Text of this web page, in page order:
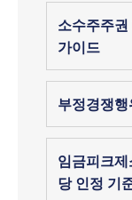
소수주주
가이드
부정경쟁
임금피크
당 인정 기